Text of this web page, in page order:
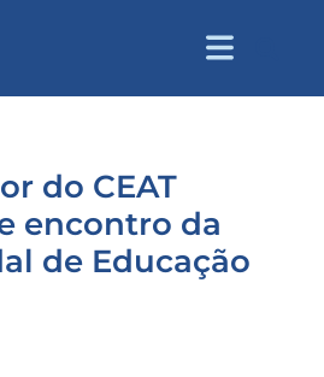
do CEAT
encontro da
de Educação